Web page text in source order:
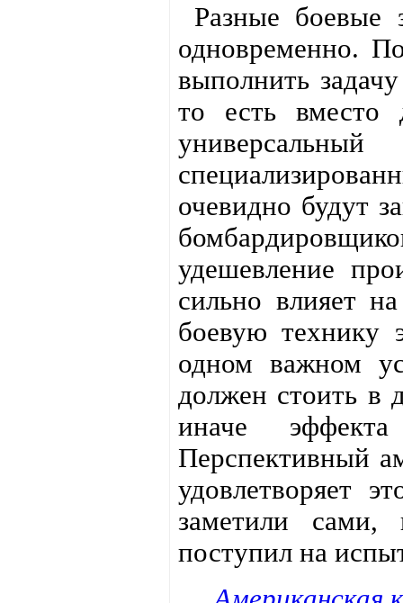
Разные боевые
одновременно.
выполнить
то есть вместо
очевидно будут
удешевление
сильно влияет
боевую технику
одном важном
должен стоить в
иначе
Перспективный
удовлетворяет
заметили
поступил на